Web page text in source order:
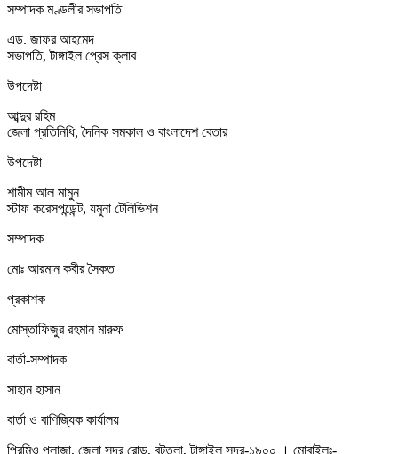
সম্পাদক মণ্ডলীর সভাপতি
এড. জাফর আহমেদ
সভাপতি, টাঙ্গাইল প্রেস ক্লাব
উপদেষ্টা
আব্দুর রহিম
জেলা প্রতিনিধি, দৈনিক সমকাল ও বাংলাদেশ বেতার
উপদেষ্টা
শামীম আল মামুন
স্টাফ করেসপন্ডেন্ট, যমুনা টেলিভিশন
সম্পাদক
মোঃ আরমান কবীর সৈকত
প্রকাশক
মোস্তাফিজুর রহমান মারুফ
বার্তা-সম্পাদক
সাহান হাসান
বার্তা ও বাণিজ্যিক কার্যালয়
প্রিমিও প্লাজা, জেলা সদর রোড, বটতলা, টাঙ্গাইল সদর-১৯০০ । মোবাইলঃ-